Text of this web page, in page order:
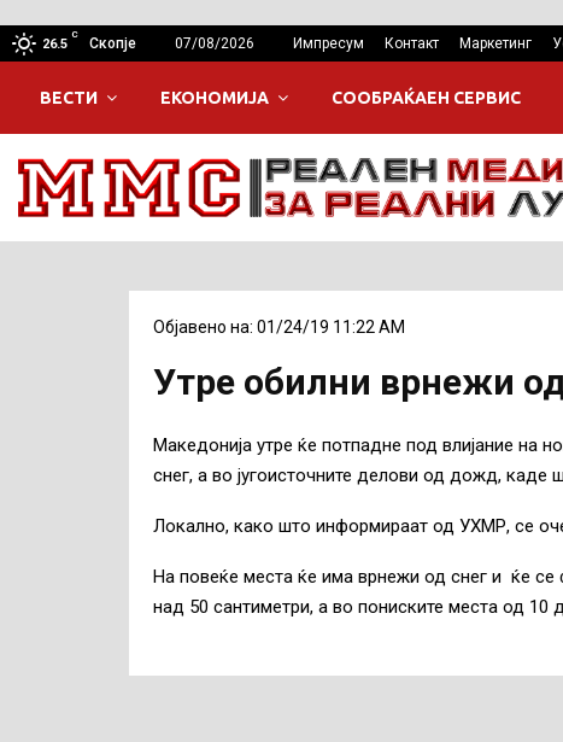
26.5
C
Скопје 07/08/2026 Импресум Контакт Маркетинг
ВЕСТИ ЕКОНОМИЈА СООБРАЌАЕН СЕРВИС
Објавено на: 01/24/19 11:22 AM
Утре обилни врнежи
Македонија утре ќе потпадне под влијание на
снег, а во југоисточните делови од дожд, каде
Локално, како што информираат од УХМР, се
На повеќе места ќе има врнежи од снег и ќе
над 50 сантиметри, а во пониските места од 10